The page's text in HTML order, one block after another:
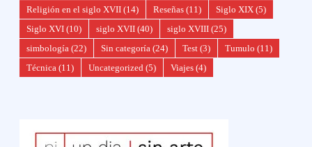
Religión en el siglo XVII (14) Reseñas (11) Siglo XIX (5)
Siglo XVI (10) siglo XVII (40) siglo XVIII (25)
simbología (22) Sin categoría (24) Test (3) Tumulo (11)
Técnica (11) Uncategorized (5) Viajes (4)